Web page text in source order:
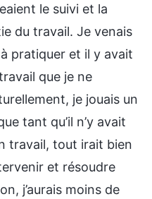
le suivi et la
du travail. Je venais
pratiquer et il y avait
que je ne
je jouais un
tant qu’il n’y avait
travail, tout irait bien
et résoudre
j’aurais moins de